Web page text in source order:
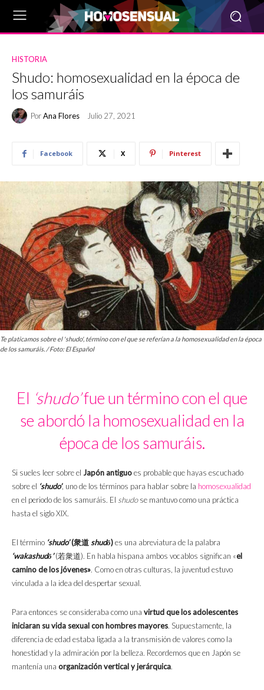
HISTORIA
Shudo: homosexualidad en la época de
los samuráis
PorAna Flores Julio 27, 2021
Facebook X Pinterest
Te platicamos sobre el 'shudo', término con el que se referían a la homosexualidad en la época
de los samuráis. / Foto: El Español
El ‘shudo’fue un término con el que
se abordó la homosexualidad en la
época de los samuráis.
Si sueles leer sobre el Japón antiguoes probable que hayas escuchado
sobre el ‘shudo’, uno de los términos para hablar sobre la homosexualidad
en el periodo de los samuráis. El shudose mantuvo como una práctica
hasta el siglo XIX.
El término ‘shudo’(衆道shudō)es una abreviatura de la palabra
‘wakashudō’(若衆道). En habla hispana ambos vocablos significan «el
camino de los jóvenes». Como en otras culturas, la juventud estuvo
vinculada a la idea del despertar sexual.
Para entonces se consideraba como una virtud que los adolescentes
iniciaran su vida sexual con hombres mayores. Supuestamente, la
diferencia de edad estaba ligada a la transmisión de valores como la
honestidad y la admiración por la belleza. Recordemos que en Japón se
mantenía una organización vertical y jerárquica.